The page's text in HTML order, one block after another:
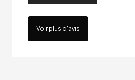
Voir plus d'avis